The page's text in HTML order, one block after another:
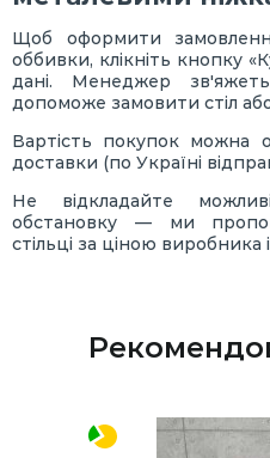
Щоб оформити
оббивки, клікніть кнопку
дані. Менеджер
допоможе замовити стіл або
Вартість покупок можна
доставки (по Україні
Не відкладайте
обстановку — ми
стільці за ціною виробника